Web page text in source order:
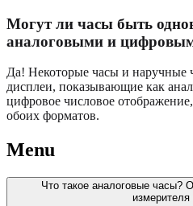
Могут ли часы быть
аналоговыми и
Да! Некоторые часы и
дисплеи, показывающие как
цифровое числовое
обоих форматов.
Menu
Что такое аналоговые часы?